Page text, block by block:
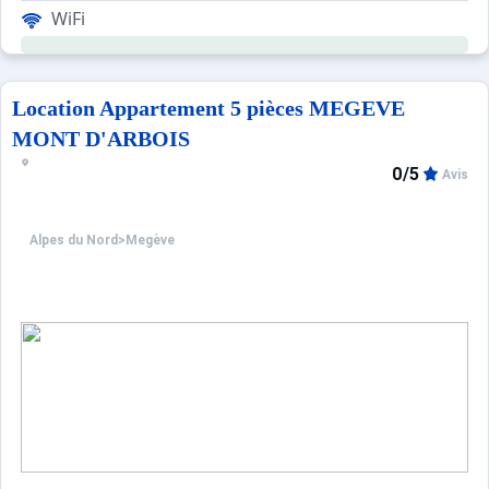
WiFi
Location Appartement 5 pièces MEGEVE
MONT D'ARBOIS
Alpes du Nord > Megève
0/5 Avis